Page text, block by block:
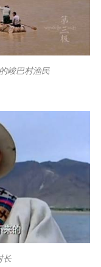
峻巴村渔民
长